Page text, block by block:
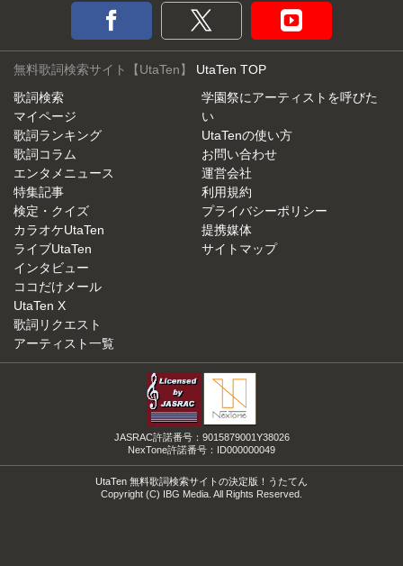
無料歌詞検索サイト【UtaTen】 UtaTen TOP
歌詞検索
マイページ
歌詞ランキング
歌詞コラム
エンタメニュース
特集記事
検定・クイズ
カラオケUtaTen
ライブUtaTen
インタビュー
ココだけメール
UtaTen X
歌詞リクエスト
アーティスト一覧
学園祭にアーティストを呼びた
い
UtaTenの使い方
お問い合わせ
運営会社
利用規約
プライバシーポリシー
提携媒体
サイトマップ
JASRAC許諾番号：9015879001Y38026
NexTone許諾番号：ID000000049
UtaTen 無料歌詞検索サイトの決定版！うたてん
Copyright (C) IBG Media. All Rights Reserved.